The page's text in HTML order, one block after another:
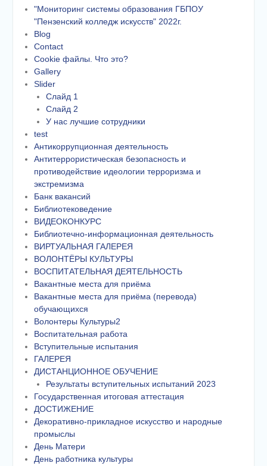
"Мониторинг системы образования ГБПОУ
"Пензенский колледж искусств" 2022г.
Blog
Contact
Cookie файлы. Что это?
Gallery
Slider
Слайд 1
Слайд 2
У нас лучшие сотрудники
test
Антикоррупционная деятельность
Антитеррористическая безопасность и
противодействие идеологии терроризма и
экстремизма
Банк вакансий
Библиотековедение
ВИДЕОКОНКУРС
Библиотечно-информационная деятельность
ВИРТУАЛЬНАЯ ГАЛЕРЕЯ
ВОЛОНТЁРЫ КУЛЬТУРЫ
ВОСПИТАТЕЛЬНАЯ ДЕЯТЕЛЬНОСТЬ
Вакантные места для приёма
Вакантные места для приёма (перевода)
обучающихся
Волонтеры Культуры2
Воспитательная работа
Вступительные испытания
ГАЛЕРЕЯ
ДИСТАНЦИОННОЕ ОБУЧЕНИЕ
Результаты вступительных испытаний 2023
Государственная итоговая аттестация
ДОСТИЖЕНИЕ
Декоративно-прикладное искусство и народные
промыслы
День Матери
День работника культуры